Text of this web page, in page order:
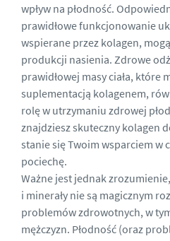
wpływ na płodność.
prawidłowe funkcjonowanie
wspierane przez kolagen,
produkcji nasienia. Zdrowe
prawidłowej masy ciała, które
suplementacją kolagenem,
rolę w utrzymaniu zdrowej
znajdziesz skuteczny kolagen
stanie się Twoim wsparciem w
pociechę.
Ważne jest jednak
i minerały nie są magicznym
problemów zdrowotnych, w
mężczyzn. Płodność (oraz